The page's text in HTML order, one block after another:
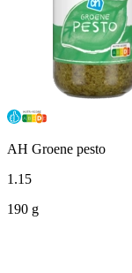
AH Groene pesto
1 .15
190 g